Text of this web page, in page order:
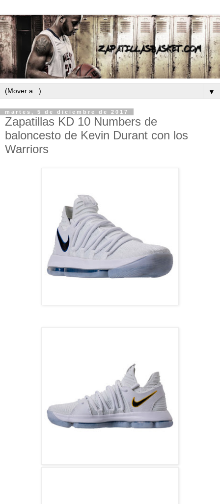
▼
martes, 5 de diciembre de 2017
Zapatillas KD 10 Numbers de
baloncesto de Kevin Durant con los
Warriors